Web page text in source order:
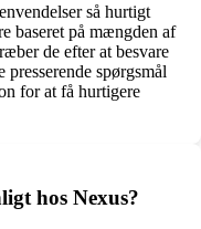
så hurtigt
baseret på mængden af
de efter at besvare
spørgsmål
for at få hurtigere
hos Nexus?